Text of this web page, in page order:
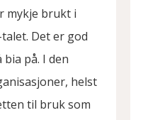
mykje brukt i
Det er god
på. I den
helst
til bruk som